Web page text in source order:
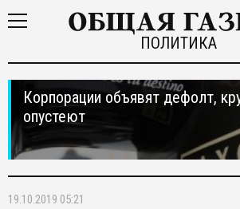
ПОЛИТИКА
Корпорации объявят дефолт,
опустеют
19.10.2019 05:21